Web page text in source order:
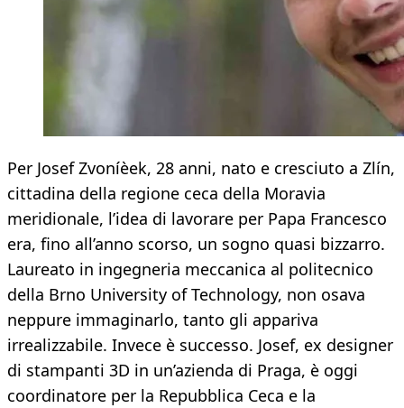
Per Josef Zvoníèek, 28 anni, nato e cresciuto a Zlín,
cittadina della regione ceca della Moravia
meridionale, l’idea di lavorare per Papa Francesco
era, fino all’anno scorso, un sogno quasi bizzarro.
Laureato in ingegneria meccanica al politecnico
della Brno University of Technology, non osava
neppure immaginarlo, tanto gli appariva
irrealizzabile. Invece è successo. Josef, ex designer
di stampanti 3D in un’azienda di Praga, è oggi
coordinatore per la Repubblica Ceca e la